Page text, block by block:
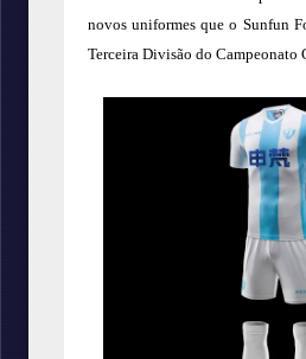
novos uniformes que o Sunfun
Terceira Divisão do Campeonato